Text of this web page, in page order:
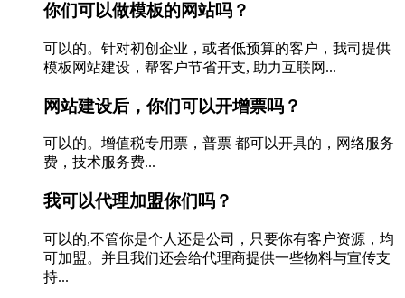
你们可以做模板的网站吗？
可以的。针对初创企业，或者低预算的客户，我司提供
模板网站建设，帮客户节省开支, 助力互联网...
网站建设后，你们可以开增票吗？
可以的。增值税专用票，普票 都可以开具的，网络服务
费，技术服务费...
我可以代理加盟你们吗？
可以的,不管你是个人还是公司，只要你有客户资源，均
可加盟。并且我们还会给代理商提供一些物料与宣传支
持...